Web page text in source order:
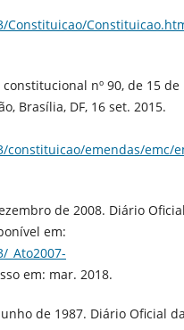
Constituicao/
constitucional nº 90, de 15 de
Brasília, DF, 16 set. 2015.
emendas/emc/
de 2008. Diário
em:
em: mar. 2018.
de 1987. Diário Oficial